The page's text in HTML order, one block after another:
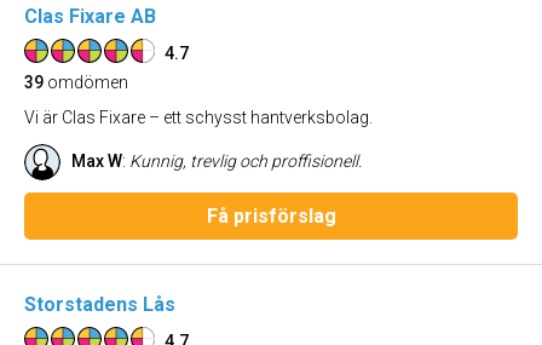
Clas Fixare AB
4.7
39 omdömen
Vi är Clas Fixare – ett schysst hantverksbolag.
Max W: Kunnig, trevlig och proffisionell.
Få prisförslag
Storstadens Lås